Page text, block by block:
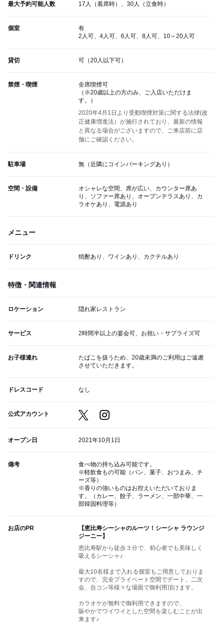
最大予約可能人数 17人（着席時）、30人（立食時）
個室
有
2人可、4人可、6人可、8人可、10～20人可
貸切 可（20人以下可）
禁煙・喫煙
全席喫煙可
（※20歳以上の方のみ、ご入店いただけま
す。）
2020年4月1日より受動喫煙対策に関する法律(改
正健康増進法）が施行されており、最新の情報
と異なる場合がございますので、ご来店前に店
舗にご確認ください。
駐車場 無（近隣にコインパーキングあり）
空間・設備
オシャレな空間、席が広い、カウンター席あ
り、ソファー席あり、オープンテラスあり、カ
ラオケあり、電源あり
メニュー
ドリンク 焼酎あり、ワインあり、カクテルあり
特徴・関連情報
ロケーション 隠れ家レストラン
サービス 2時間半以上の宴会可、お祝い・サプライズ可
お子様連れ
たばこを扱うため、20歳未満のご利用はご遠慮
させていただきます。
ドレスコード なし
公式アカウント
オープン日 2021年10月1日
備考
食べ物の持ち込み可能です。
※軽飲食もの可能（パン、菓子、おつまみ、チ
ーズ等）
※香りの強いものはお控えいただいておりま
す。（カレー、餃子、ラーメン、一部中華、一
部韓国料理等）
お店のPR
【恵比寿シーシャのルーツ！シーシャ ラウンジ
ジーニー】
恵比寿駅から徒歩３分で、初心者でも美味しく
吸えるシーシャ♪
最大10名様まで入れる個室もご用意しておりま
すので、完全プライベート空間でデート、二次
会、合コン等様々な場面で御利用頂けます。
カラオケが無料で御利用できますので、
賑やかでワイワイとした空間を楽しむことが出
来ます♪